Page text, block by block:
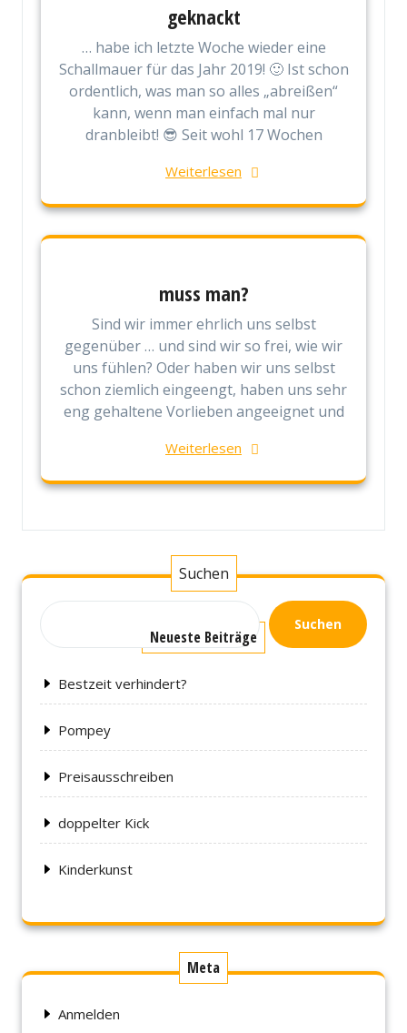
geknackt
… habe ich letzte Woche wieder eine
Schallmauer für das Jahr 2019! 🙂 Ist schon
ordentlich, was man so alles „abreißen“
kann, wenn man einfach mal nur
dranbleibt! 😎 Seit wohl 17 Wochen
Weiterlesen
muss man?
Sind wir immer ehrlich uns selbst
gegenüber … und sind wir so frei, wie wir
uns fühlen? Oder haben wir uns selbst
schon ziemlich eingeengt, haben uns sehr
eng gehaltene Vorlieben angeeignet und
Weiterlesen
Suchen
Suchen
Neueste Beiträge
Bestzeit verhindert?
Pompey
Preisausschreiben
doppelter Kick
Kinderkunst
Meta
Anmelden